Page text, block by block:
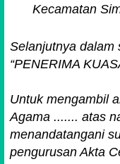
Kecamatan
Selanjutnya dalam
“PENERIMA
Untuk mengambil
Agama ....... atas
menandatangani
pengurusan Akta